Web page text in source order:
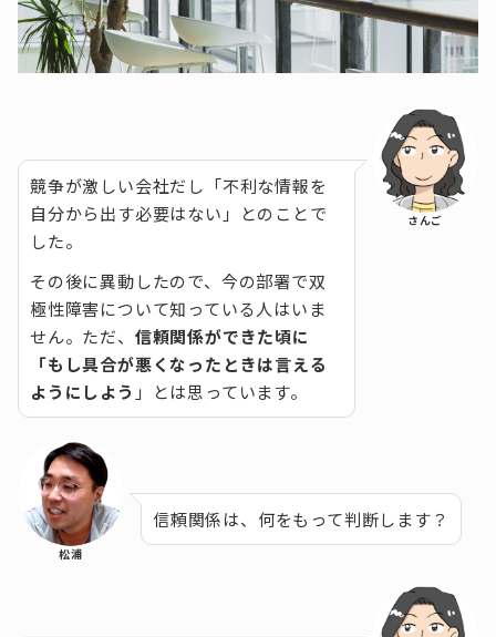
競争が激しい会社だし「不利な情報を
自分から出す必要はない」とのことで
した。
その後に異動したので、今の部署で双
極性障害について知っている人はいま
せん。ただ、 信頼関係ができた頃に
「もし具合が悪くなったときは言える
ようにしよう 」とは思っています。
さんご
松浦
信頼関係は、何をもって判断します？